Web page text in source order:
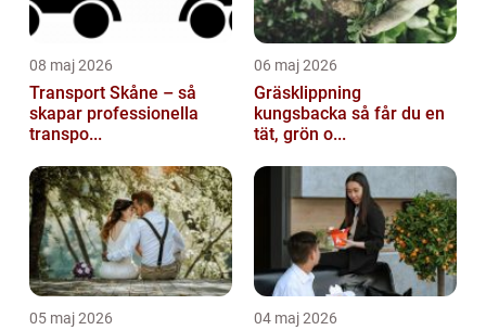
08 maj 2026
Transport Skåne – så
skapar professionella
transpo...
06 maj 2026
Gräsklippning
kungsbacka så får du en
tät, grön o...
05 maj 2026 04 maj 2026